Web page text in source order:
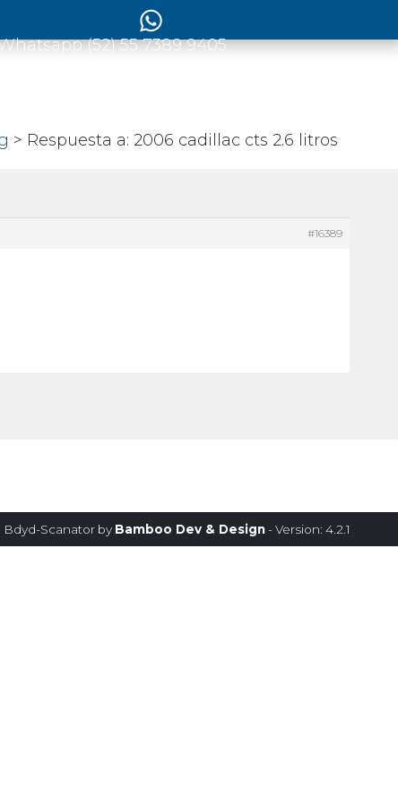
(52) 55 7389 9405
> Respuesta a: 2006 cadillac cts 2.6 litros
#16389
Bdyd-Scanator by Bamboo Dev & Design- Version: 4.2.1